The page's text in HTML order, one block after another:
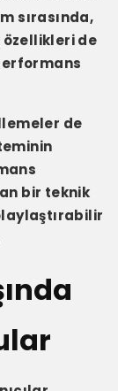
sırasında,
de
de
bir teknik